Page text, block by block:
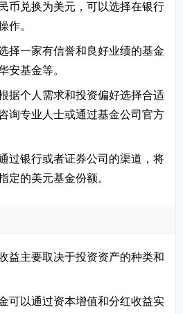
币兑换为美元，可以选择在银行
作。
择一家有信誉和良好业绩的基金
安基金等。
据个人需求和投资偏好选择合适
询专业人士或通过基金公司官方
过银行或者证券公司的渠道，将
定的美元基金份额。
益主要取决于投资资产的种类和
可以通过资本增值和分红收益实